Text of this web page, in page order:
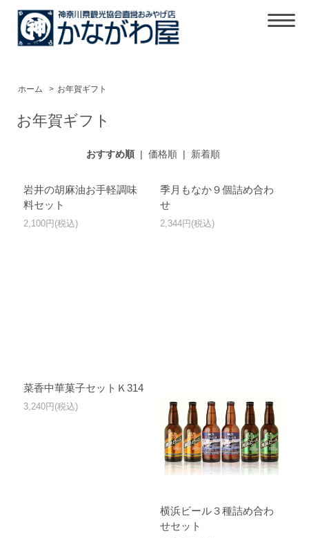
ホーム > お年賀ギフト
お年賀ギフト
おすすめ順| 価格順| 新着順
岩井の胡麻油お手軽調味
料セット
2,100円(税込)
季月もなか９個詰め合わ
せ
2,344円(税込)
菜香中華菓子セットＫ314
3,240円(税込)
横浜ビール３種詰め合わ
せセット